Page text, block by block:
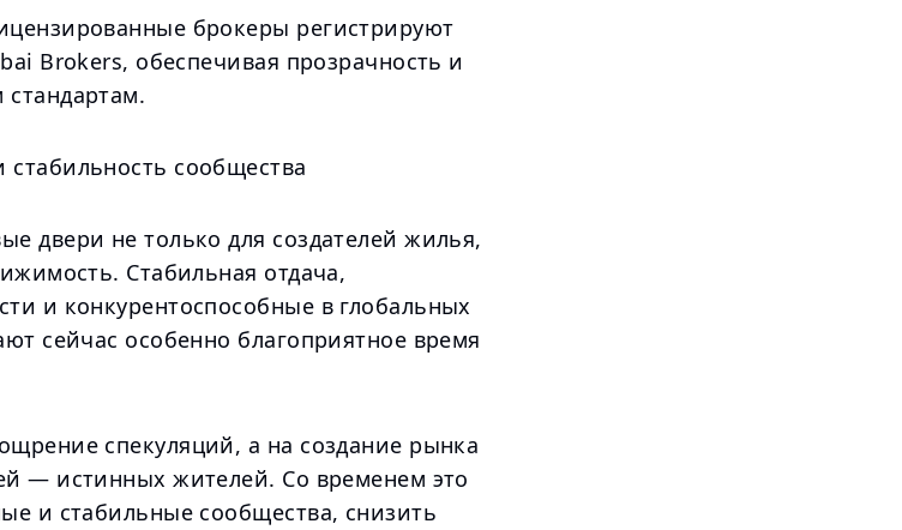
брокеры регистрируют
Brokers, обеспечивая прозрачность и
сообщества
двери не только для создателей жилья,
Стабильная отдача,
и конкурентоспособные в глобальных
сейчас особенно благоприятное время
спекуляций, а на создание рынка
— истинных жителей. Со временем это
и стабильные сообщества, снизить